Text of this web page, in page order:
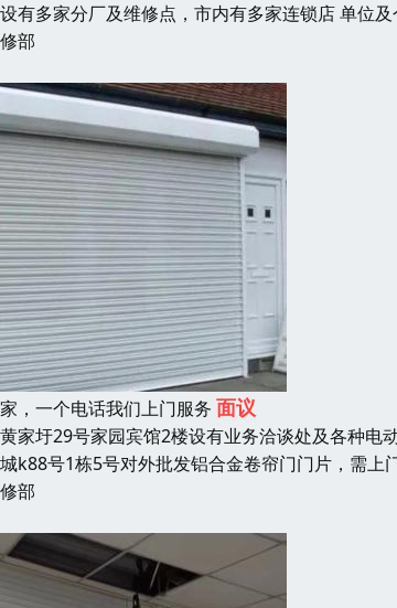
有多家分厂及维修点，市内有多家连锁店 单位
部
，一个电话我们上门服务 面议
家圩29号家园宾馆2楼设有业务洽谈处及各种电
k88号1栋5号对外批发铝合金卷帘门门片，需
部